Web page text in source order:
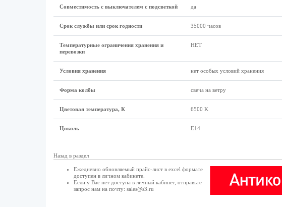
Совместимость с выключателем с подсветкой да
Срок службы или срок годности 35000 часов
Температурные ограничения хранения и
перевозки
НЕТ
Условия хранения нет особых условий хранения
Форма колбы свеча на ветру
Цветовая температура, К 6500 K
Цоколь E14
Назад в раздел
Ежедневно обновляемый прайс-лист в excel формате
доступен в личном кабинете.
Если у Вас нет доступа в личный кабинет, отправьте
запрос нам на почту: sales@s3.ru